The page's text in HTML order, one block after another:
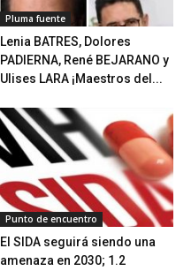
Pluma fuente
Lenia BATRES, Dolores
PADIERNA, René BEJARANO y
Ulises LARA ¡Maestros del...
Punto de encuentro
El SIDA seguirá siendo una
amenaza en 2030; 1.2